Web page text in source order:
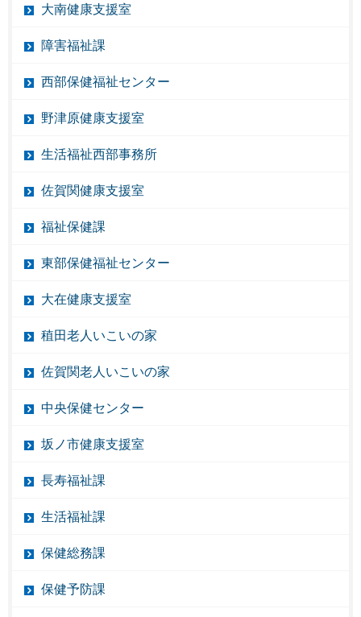
大南健康支援室
障害福祉課
西部保健福祉センター
野津原健康支援室
生活福祉西部事務所
佐賀関健康支援室
福祉保健課
東部保健福祉センター
大在健康支援室
稙田老人いこいの家
佐賀関老人いこいの家
中央保健センター
坂ノ市健康支援室
長寿福祉課
生活福祉課
保健総務課
保健予防課